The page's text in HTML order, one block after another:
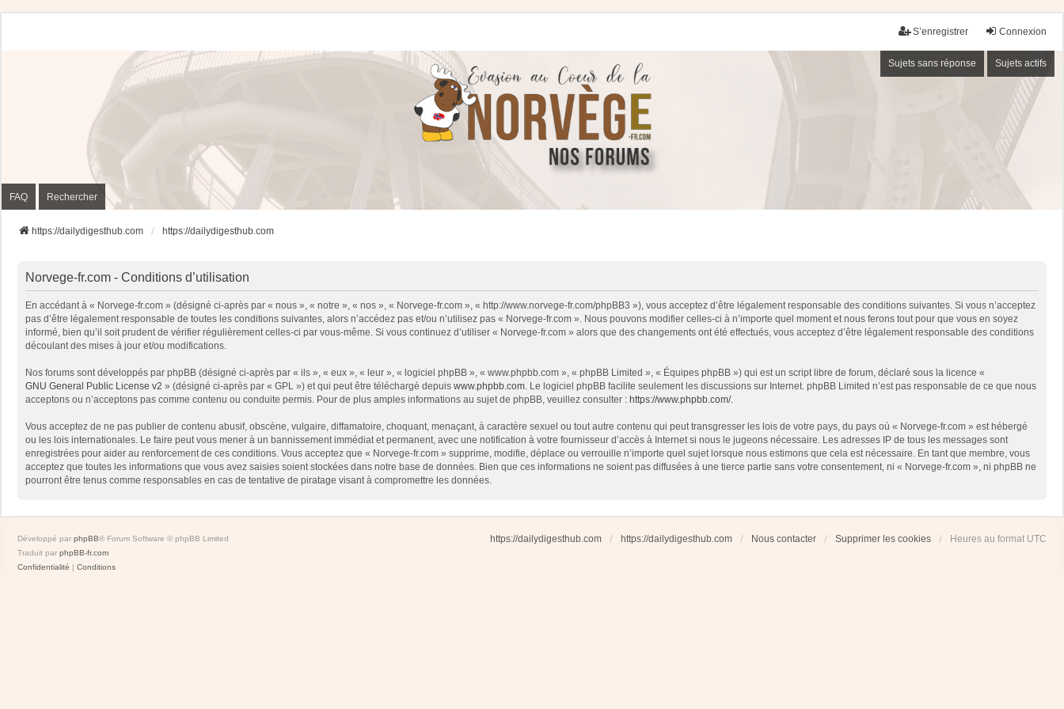
Connexion
S’enregistrer
Sujets sans réponse Sujets actifs
FAQ Rechercher
https://dailydigesthub.com https://dailydigesthub.com
Norvege-fr.com - Conditions d’utilisation
En accédant à « Norvege-fr.com » (désigné ci-après par « nous », « notre », « nos », « Norvege-fr.com », « http://www.norvege-fr.com/phpBB3 »), vous acceptez d’être légalement responsable des conditions suivantes. Si vous n’acceptez
pas d’être légalement responsable de toutes les conditions suivantes, alors n’accédez pas et/ou n’utilisez pas « Norvege-fr.com ». Nous pouvons modifier celles-ci à n’importe quel moment et nous ferons tout pour que vous en soyez
informé, bien qu’il soit prudent de vérifier régulièrement celles-ci par vous-même. Si vous continuez d’utiliser « Norvege-fr.com » alors que des changements ont été effectués, vous acceptez d’être légalement responsable des conditions
découlant des mises à jour et/ou modifications.
Nos forums sont développés par phpBB (désigné ci-après par « ils », « eux », « leur », « logiciel phpBB », « www.phpbb.com », « phpBB Limited », « Équipes phpBB ») qui est un script libre de forum, déclaré sous la licence «
GNU General Public License v2 » (désigné ci-après par « GPL ») et qui peut être téléchargé depuis www.phpbb.com. Le logiciel phpBB facilite seulement les discussions sur Internet. phpBB Limited n’est pas responsable de ce que nous
acceptons ou n’acceptons pas comme contenu ou conduite permis. Pour de plus amples informations au sujet de phpBB, veuillez consulter : https://www.phpbb.com/.
Vous acceptez de ne pas publier de contenu abusif, obscène, vulgaire, diffamatoire, choquant, menaçant, à caractère sexuel ou tout autre contenu qui peut transgresser les lois de votre pays, du pays où « Norvege-fr.com » est hébergé
ou les lois internationales. Le faire peut vous mener à un bannissement immédiat et permanent, avec une notification à votre fournisseur d’accès à Internet si nous le jugeons nécessaire. Les adresses IP de tous les messages sont
enregistrées pour aider au renforcement de ces conditions. Vous acceptez que « Norvege-fr.com » supprime, modifie, déplace ou verrouille n’importe quel sujet lorsque nous estimons que cela est nécessaire. En tant que membre, vous
acceptez que toutes les informations que vous avez saisies soient stockées dans notre base de données. Bien que ces informations ne soient pas diffusées à une tierce partie sans votre consentement, ni « Norvege-fr.com », ni phpBB ne
pourront être tenus comme responsables en cas de tentative de piratage visant à compromettre les données.
https://dailydigesthub.com https://dailydigesthub.com Nous contacter Supprimer les cookies Heures au format UTC
Développé par phpBB® Forum Software © phpBB Limited
Traduit par phpBB-fr.com
Confidentialité | Conditions